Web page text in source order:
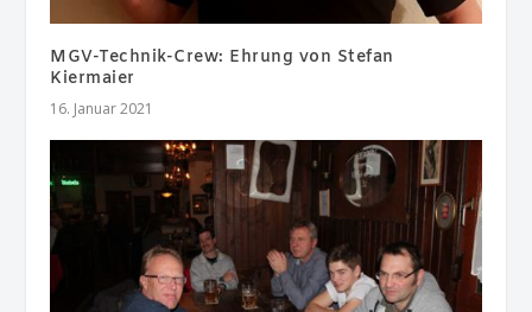
MGV-Technik-Crew: Ehrung von Stefan
Kiermaier
16. Januar 2021